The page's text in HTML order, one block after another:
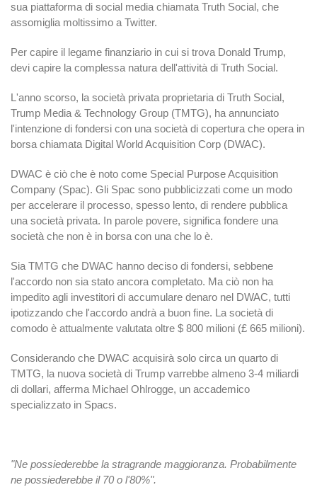
sua piattaforma di social media chiamata Truth Social, che
assomiglia moltissimo a Twitter.
Per capire il legame finanziario in cui si trova Donald Trump,
devi capire la complessa natura dell'attività di Truth Social.
L'anno scorso, la società privata proprietaria di Truth Social,
Trump Media & Technology Group (TMTG), ha annunciato
l'intenzione di fondersi con una società di copertura che opera in
borsa chiamata Digital World Acquisition Corp (DWAC).
DWAC è ciò che è noto come Special Purpose Acquisition
Company (Spac). Gli Spac sono pubblicizzati come un modo
per accelerare il processo, spesso lento, di rendere pubblica
una società privata. In parole povere, significa fondere una
società che non è in borsa con una che lo è.
Sia TMTG che DWAC hanno deciso di fondersi, sebbene
l'accordo non sia stato ancora completato. Ma ciò non ha
impedito agli investitori di accumulare denaro nel DWAC, tutti
ipotizzando che l'accordo andrà a buon fine. La società di
comodo è attualmente valutata oltre $ 800 milioni (£ 665 milioni).
Considerando che DWAC acquisirà solo circa un quarto di
TMTG, la nuova società di Trump varrebbe almeno 3-4 miliardi
di dollari, afferma Michael Ohlrogge, un accademico
specializzato in Spacs.
"Ne possiederebbe la stragrande maggioranza. Probabilmente
ne possiederebbe il 70 o l'80%".